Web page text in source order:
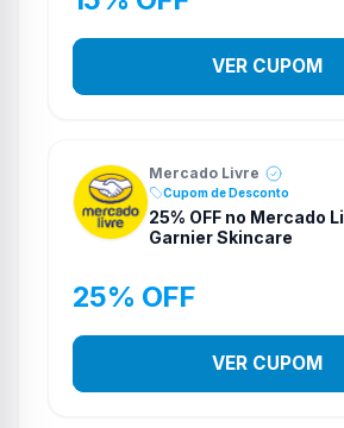
VER CUPOM
Mercado Livre
Cupom de Desconto
25% OFF no Mercado
Garnier Skincare
25% OFF
VER CUPOM